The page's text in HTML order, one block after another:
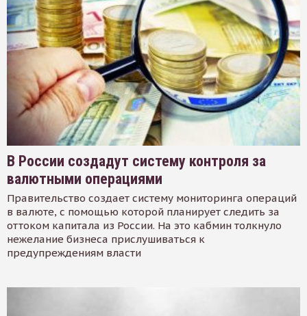
В России создадут систему контроля за
валютными операциями
Правительство создает систему мониторинга операций
в валюте, с помощью которой планирует следить за
оттоком капитала из России. На это кабмин толкнуло
нежелание бизнеса прислушиваться к
предупреждениям власти